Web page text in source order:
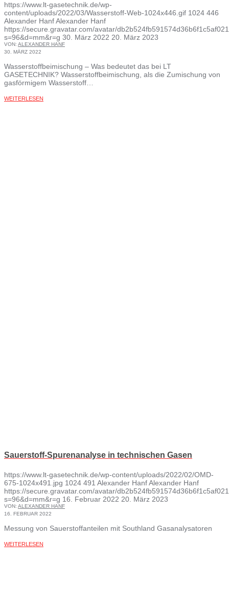
https://www.lt-gasetechnik.de/wp-
content/uploads/2022/03/Wasserstoff-Web-1024x446.gif 1024 446
Alexander HanfAlexander Hanf
https://secure.gravatar.com/avatar/
s=96&d=mm&r=g 30. März 2022 20. März 2023
VON: ALEXANDER HANF
30. MÄRZ 2022
Wasserstoffbeimischung – Was bedeutet das bei LT
GASETECHNIK? Wasserstoffbeimischung, als die Zumischung von
gasförmigem Wasserstoff…
WEITERLESEN
Sauerstoff-Spurenanalyse in technischen Gasen
https://www.lt-gasetechnik.de/wp-content/uploads/2022/02/OMD-
675-1024x491.jpg 1024 491 Alexander HanfAlexander Hanf
https://secure.gravatar.com/avatar/
s=96&d=mm&r=g 16. Februar 2022 20. März 2023
VON: ALEXANDER HANF
16. FEBRUAR 2022
Messung von Sauerstoffanteilen mit Southland Gasanalysatoren
WEITERLESEN